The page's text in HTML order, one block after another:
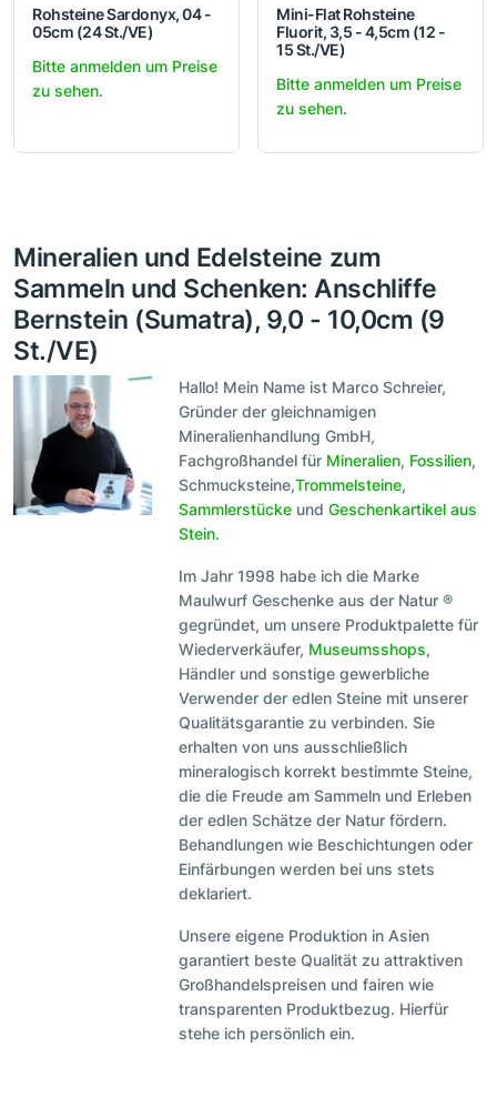
Rohsteine Sardonyx, 04 -
05cm (24 St./VE)
Bitte anmelden um Preise
zu sehen.
Mini-Flat Rohsteine
Fluorit, 3,5 - 4,5cm (12 -
15 St./VE)
Bitte anmelden um Preise
zu sehen.
Mineralien und Edelsteine zum
Sammeln und Schenken: Anschliffe
Bernstein (Sumatra), 9,0 - 10,0cm (9
St./VE)
Hallo! Mein Name ist Marco Schreier,
Gründer der gleichnamigen
Mineralienhandlung GmbH,
Fachgroßhandel für Mineralien, Fossilien,
Schmucksteine,Trommelsteine,
Sammlerstücke undGeschenkartikel aus
Stein.
Im Jahr 1998 habe ich die Marke
Maulwurf Geschenke aus der Natur ®
gegründet, um unsere Produktpalette für
Wiederverkäufer, Museumsshops,
Händler und sonstige gewerbliche
Verwender der edlen Steine mit unserer
Qualitätsgarantie zu verbinden. Sie
erhalten von uns ausschließlich
mineralogisch korrekt bestimmte Steine,
die die Freude am Sammeln und Erleben
der edlen Schätze der Natur fördern.
Behandlungen wie Beschichtungen oder
Einfärbungen werden bei uns stets
deklariert.
Unsere eigene Produktion in Asien
garantiert beste Qualität zu attraktiven
Großhandelspreisen und fairen wie
transparenten Produktbezug. Hierfür
stehe ich persönlich ein.